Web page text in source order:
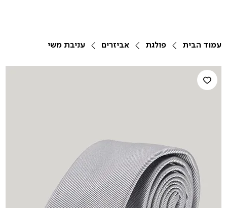
עמוד הבית פולגת אביזרים עניבת משי